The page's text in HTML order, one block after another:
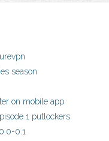
season
on mobile app
1 putlockers
0.1